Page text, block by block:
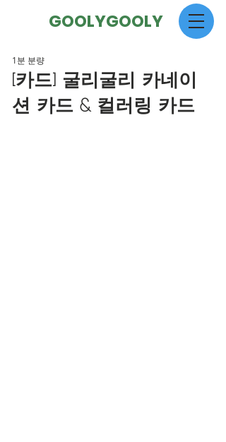
GOOLYGOOLY
[카드] 굴리굴리 카네이
션 카드 & 컬러링 카드
1분 분량